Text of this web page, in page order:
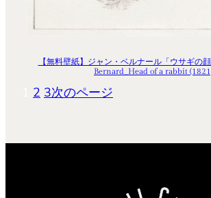
【無料壁紙】ジャン・ベルナール「ウサギの
Bernard_Head of a rabbit
2 3次のページ